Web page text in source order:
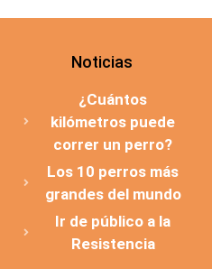
Noticias
¿Cuántos
kilómetros puede
correr un perro?
Los 10 perros más
grandes del mundo
Ir de público a la
Resistencia